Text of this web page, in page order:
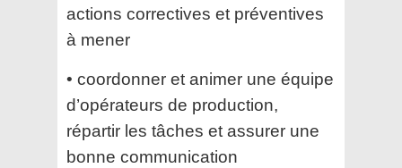
actions correctives et préventives
à mener
•⁠ ⁠coordonner et animer une équipe
d’opérateurs de production,
répartir les tâches et assurer une
bonne communication